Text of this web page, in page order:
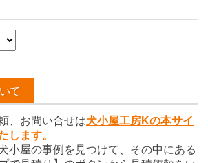
て
、お問い合せは犬小屋工房Kの本サイ
します。
小屋の事例を見つけて、その中にある